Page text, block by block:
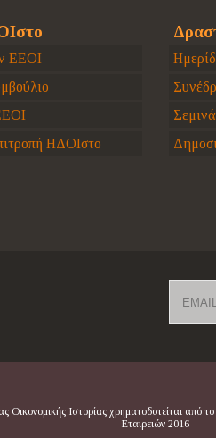
ΕΕΟΙ
ΗΔΟΙστο
Ιστορίας χρηματοδοτείται
Εταιρειών 2016